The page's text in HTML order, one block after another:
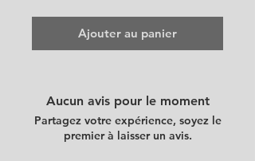
Ajouter au panier
Aucun avis pour le moment
Partagez votre expérience, soyez le
premier à laisser un avis.